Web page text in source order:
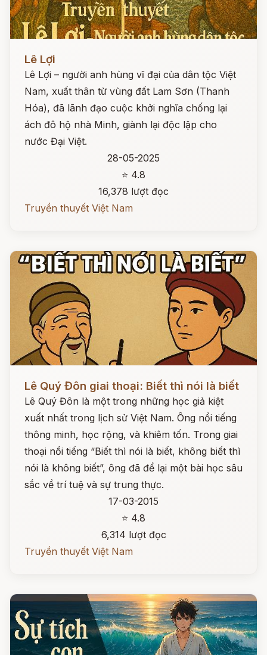
Lê Lợi
Lê Lợi – người anh hùng vĩ đại của dân tộc Việt
Nam, xuất thân từ vùng đất Lam Sơn (Thanh
Hóa), đã lãnh đạo cuộc khởi nghĩa chống lại
ách đô hộ nhà Minh, giành lại độc lập cho
nước Đại Việt.
28-05-2025
⭐ 4.8
16,378 lượt đọc
Truyền thuyết Việt Nam
Lê Quý Đôn giai thoại: Biết thì nói là biết
Lê Quý Đôn là một trong những học giả kiệt
xuất nhất trong lịch sử Việt Nam. Ông nổi tiếng
thông minh, học rộng, và khiêm tốn. Trong giai
thoại nổi tiếng “Biết thì nói là biết, không biết thì
nói là không biết”, ông đã để lại một bài học sâu
sắc về trí tuệ và sự trung thực.
17-03-2015
⭐ 4.8
6,314 lượt đọc
Truyền thuyết Việt Nam